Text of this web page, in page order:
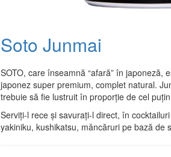
Soto Junmai
SOTO, care înseamnă “afară” în
japonez super premium, complet natural.
trebuie să fie lustruit în proporție de cel
Serviți-l rece și savurați-l direct, în
yakiniku, kushikatsu, mâncăruri pe bază de